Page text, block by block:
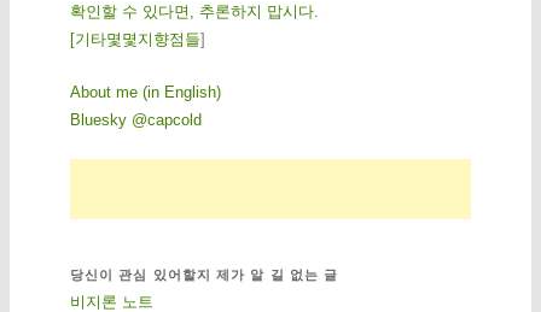
확인할 수 있다면, 추론하지 맙시다.
[기 타몇 몇 지 향점 들]
About me (in English)
Bluesky @capcold
당신이 관심 있어할지 제가 알 길 없는 글
비지론 노트